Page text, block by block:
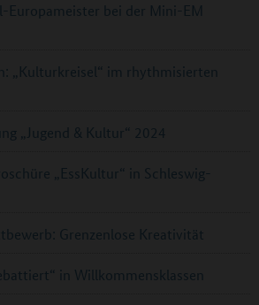
Europameister bei der Mini-EM
„Kulturkreisel“ im rhythmisierten
„Jugend & Kultur“ 2024
„EssKultur“ in Schleswig-
Grenzenlose Kreativität
in Willkommensklassen